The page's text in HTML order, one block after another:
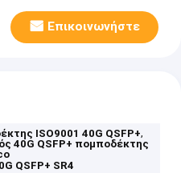
Επικοινωνήστε
ISO9001 40G QSFP+,
40G QSFP+ πομποδέκτης
QSFP+ SR4